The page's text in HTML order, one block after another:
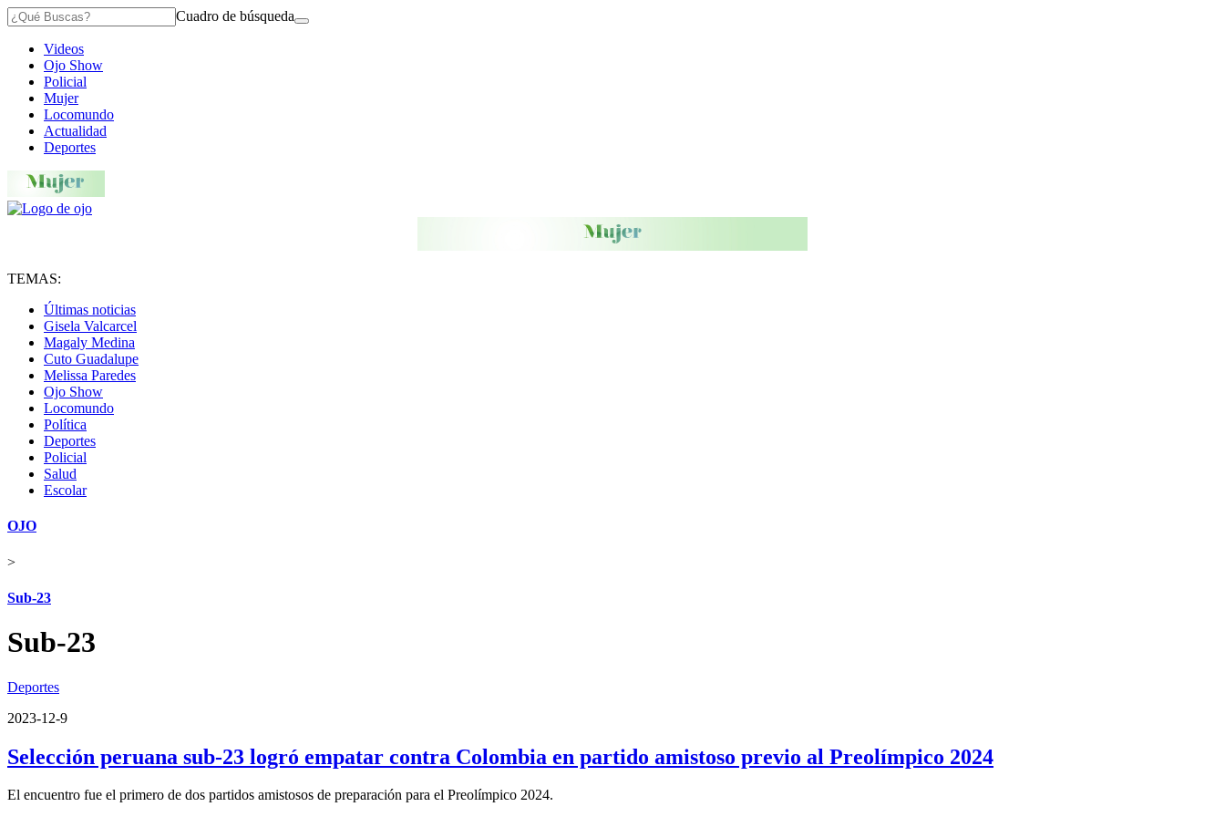
Cuadro de búsqueda
Videos
Ojo Show
Policial
Mujer
Locomundo
Actualidad
Deportes
TEMAS:
Últimas noticias
Gisela Valcarcel
Magaly Medina
Cuto Guadalupe
Melissa Paredes
Ojo Show
Locomundo
Política
Deportes
Policial
Salud
Escolar
OJO
>
Sub-23
Sub-23
Deportes
2023-12-9
Selección peruana sub-23 logró empatar contra Colombia en partido amistoso previo al Preolímpico 2024
El encuentro fue el primero de dos partidos amistosos de preparación para el Preolímpico 2024.